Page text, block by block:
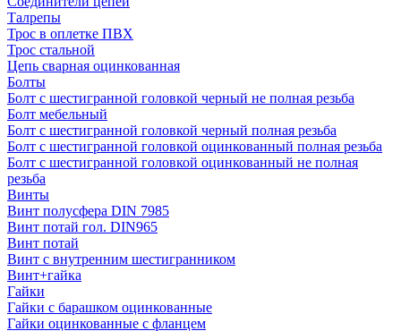
Талрепы
Трос в оплетке ПВХ
Трос стальной
Цепь сварная оцинкованная
Болты
Болт с шестигранной головкой черный не полная резьба
Болт мебельный
Болт с шестигранной головкой черный полная резьба
Болт с шестигранной головкой оцинкованный полная резьба
Болт с шестигранной головкой оцинкованный не полная
резьба
Винты
Винт полусфера DIN 7985
Винт потай гол. DIN965
Винт потай
Винт с внутренним шестигранником
Винт+гайка
Гайки
Гайки с барашком оцинкованные
Гайки оцинкованные с фланцем